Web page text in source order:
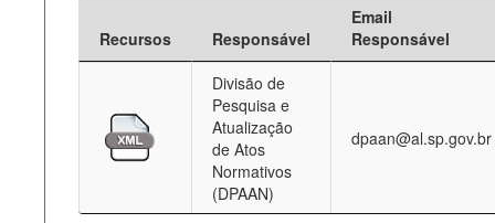
Deputados Estaduais
Legislação
Recursos Responsável
Email
Responsável
Divisão de
Pesquisa e
Atualização
de Atos
Normativos
(DPAAN)
dpaan@al.sp.gov.br